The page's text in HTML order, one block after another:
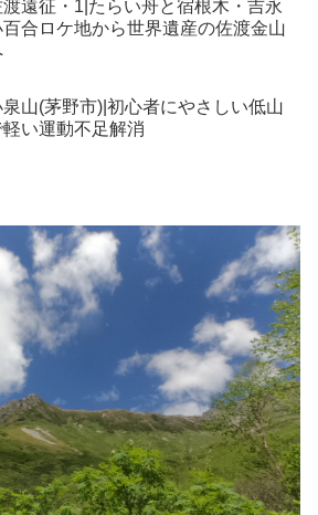
渡遠征・1|たらい舟と宿根木・吉永
百合ロケ地から世界遺産の佐渡金山
泉山(茅野市)|初心者にやさしい低山
軽い運動不足解消